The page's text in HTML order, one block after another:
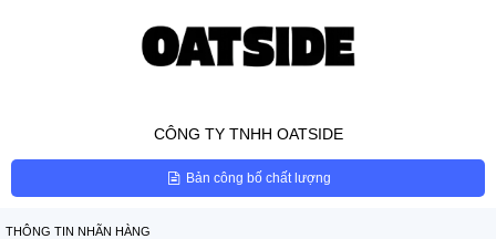
CÔNG TY TNHH OATSIDE
Bản công bố chất lượng
THÔNG TIN NHÃN HÀNG